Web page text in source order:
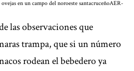
ovejas en un campo del noroeste santacruceñoAER-
las observaciones que
trampa, que si un número
rodean el bebedero ya